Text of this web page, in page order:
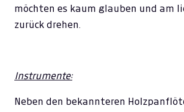
möchten es kaum glauben und am
zurück drehen.
Instrumente:
Neben den bekannteren